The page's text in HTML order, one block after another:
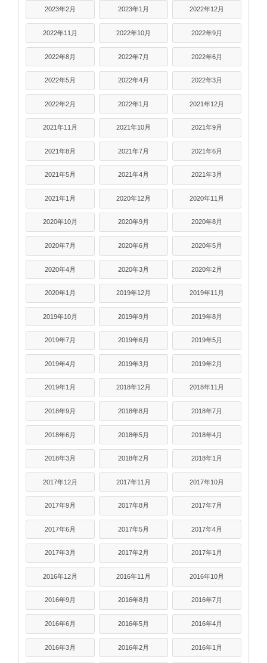
2023年2月 2023年1月 2022年12月
2022年11月 2022年10月 2022年9月
2022年8月 2022年7月 2022年6月
2022年5月 2022年4月 2022年3月
2022年2月 2022年1月 2021年12月
2021年11月 2021年10月 2021年9月
2021年8月 2021年7月 2021年6月
2021年5月 2021年4月 2021年3月
2021年1月 2020年12月 2020年11月
2020年10月 2020年9月 2020年8月
2020年7月 2020年6月 2020年5月
2020年4月 2020年3月 2020年2月
2020年1月 2019年12月 2019年11月
2019年10月 2019年9月 2019年8月
2019年7月 2019年6月 2019年5月
2019年4月 2019年3月 2019年2月
2019年1月 2018年12月 2018年11月
2018年9月 2018年8月 2018年7月
2018年6月 2018年5月 2018年4月
2018年3月 2018年2月 2018年1月
2017年12月 2017年11月 2017年10月
2017年9月 2017年8月 2017年7月
2017年6月 2017年5月 2017年4月
2017年3月 2017年2月 2017年1月
2016年12月 2016年11月 2016年10月
2016年9月 2016年8月 2016年7月
2016年6月 2016年5月 2016年4月
2016年3月 2016年2月 2016年1月